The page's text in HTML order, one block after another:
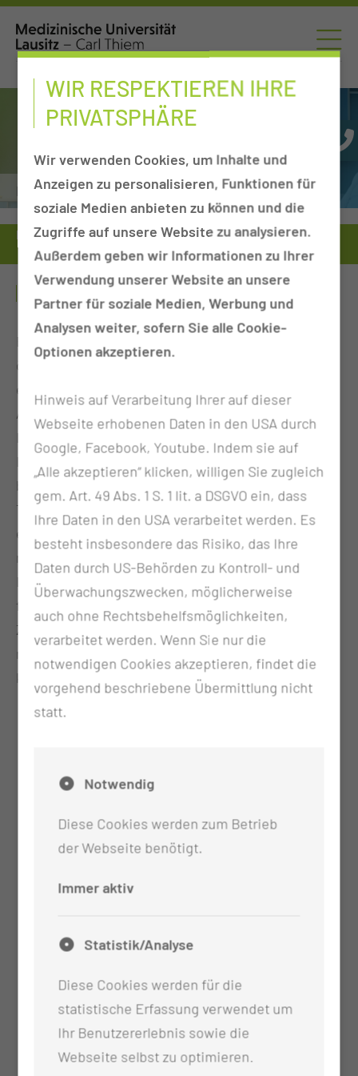
Interdisziplinäres Schädelbasiszentrum
Behandlungsleistung
Interdisziplinäres Schädelbasiszentrum
Lymphchirurgie
LYMPHCHIRURGIE
Bei Tumoroperationen ist es oft erforderlich, die
örtlichen Lymphknoten auch zu entfernen. Handelt
es sich dabei um die Lymphknoten der Leiste oder
Achselhöhle, so folgt nicht selten eine
Lymphstau, und Anschwellen (Lymphödem) des
betreffenden Beins oder Arms. Durch eine
Transplantation von einzelnen Lymphknoten aus
einer anderen Körperregion mit
mikrochirurgischem Gefäßanschluss können die
Lymphbahnen wieder Anschluss und Abfluss
finden. Das Lymphödem kann dann über einen
Zeitraum von Monaten abklingen. Ggf. kann später
nochmals mit einer Fettabsaugung der Erfolg
komplettiert werden.
WIR RESPEKTIEREN IHRE
PRIVATSPHÄRE
Wir verwenden Cookies, um Inhalte und
Anzeigen zu personalisieren, Funktionen für
soziale Medien anbieten zu können und die
Zugriffe auf unsere Website zu analysieren.
Außerdem geben wir Informationen zu Ihrer
Verwendung unserer Website an unsere
Partner für soziale Medien, Werbung und
Analysen weiter, sofern Sie alle Cookie-
Optionen akzeptieren.
Hinweis auf Verarbeitung Ihrer auf dieser
Webseite erhobenen Daten in den USA durch
Google, Facebook, Youtube. Indem sie auf
„Alle akzeptieren“ klicken, willigen Sie zugleich
gem. Art. 49 Abs. 1 S. 1 lit. a DSGVO ein, dass
Ihre Daten in den USA verarbeitet werden. Es
besteht insbesondere das Risiko, das Ihre
Daten durch US-Behörden zu Kontroll- und
Überwachungszwecken, möglicherweise
auch ohne Rechtsbehelfsmöglichkeiten,
verarbeitet werden. Wenn Sie nur die
notwendigen Cookies akzeptieren, findet die
vorgehend beschriebene Übermittlung nicht
statt.
Notwendig
Diese Cookies werden zum Betrieb
der Webseite benötigt.
Immer aktiv
Statistik/Analyse
Diese Cookies werden für die
statistische Erfassung verwendet um
Ihr Benutzererlebnis sowie die
Webseite selbst zu optimieren.